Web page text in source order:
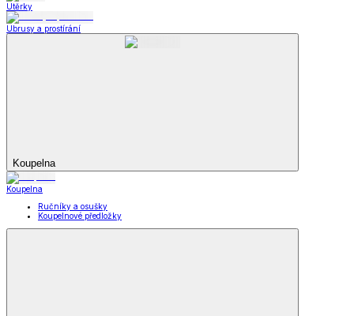
Utěrky
Ubrusy a prostírání
Koupelna
Koupelna
Ručníky a osušky
Koupelnové předložky